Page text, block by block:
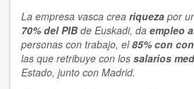
La empresa vasca crea riqueza por
70% del PIB de Euskadi, da empleo
personas con trabajo, el85% con
las que retribuye con los salarios
Estado, junto con Madrid.